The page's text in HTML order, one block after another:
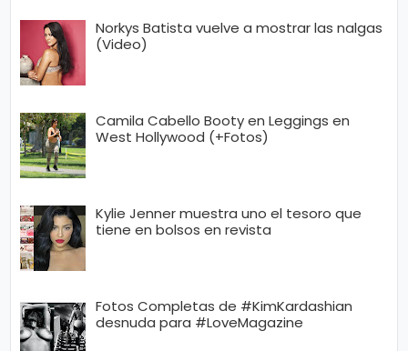
Norkys Batista vuelve a mostrar las nalgas
(Video)
Camila Cabello Booty en Leggings en
West Hollywood (+Fotos)
Kylie Jenner muestra uno el tesoro que
tiene en bolsos en revista
Fotos Completas de #KimKardashian
desnuda para #LoveMagazine